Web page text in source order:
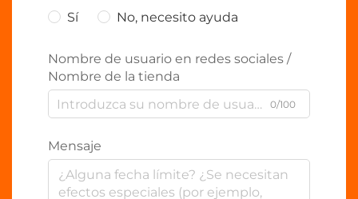
Sí No, necesito ayuda
Nombre de usuario en redes sociales /
Nombre de la tienda
0/100
Mensaje